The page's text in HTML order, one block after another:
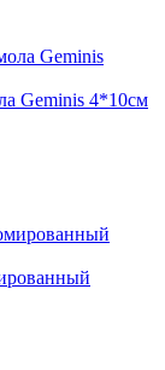
Geminis 4*10см